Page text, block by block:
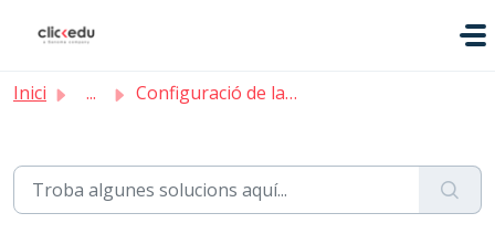
Inici ... Configuració de la missatgeria instantània